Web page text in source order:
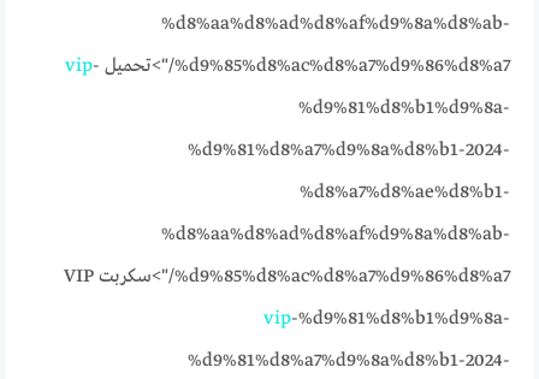
%d8%aa%d8%ad%d8%af%d9%8a%d8%ab-
%d9%85%d8%ac%d8%a7%d9%86%d8%a7/">تحميل
vip-
%d9%81%d8%b1%d9%8a-
%d9%81%d8%a7%d9%8a%d8%b1-2024-
%d8%a7%d8%ae%d8%b1-
%d8%aa%d8%ad%d8%af%d9%8a%d8%ab-
%d9%85%d8%ac%d8%a7%d9%86%d8%a7/">سكربت VIP
vip-%d9%81%d8%b1%d9%8a-
%d9%81%d8%a7%d9%8a%d8%b1-2024-